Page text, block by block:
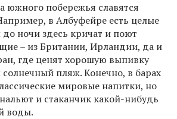
южного побережья славятся
в Албуфейре есть целые
ночи здесь кричат и поют
– из Британии, Ирландии, да и
где ценят хорошую выпивку
пляж. Конечно, в барах
мировые напитки, но
и стаканчик какой-нибудь
воды.